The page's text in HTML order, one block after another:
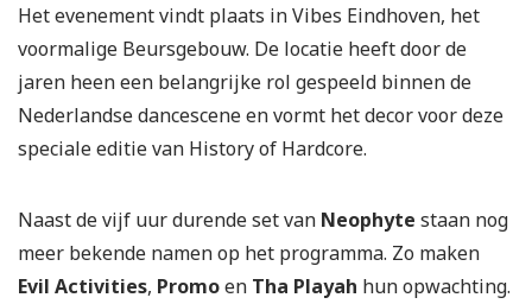
Het evenement vindt plaats in Vibes Eindhoven, het
voormalige Beursgebouw. De locatie heeft door de
jaren heen een belangrijke rol gespeeld binnen de
Nederlandse dancescene en vormt het decor voor deze
speciale editie van History of Hardcore.
Naast de vijf uur durende set van Neophyte staan nog
meer bekende namen op het programma. Zo maken
Evil Activities, Promoen Tha Playah hun opwachting.